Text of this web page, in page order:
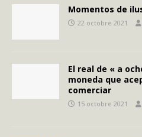
Momentos de
22 octobre 2021
El real de « a
moneda que
comerciar
15 octobre 2021